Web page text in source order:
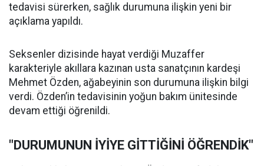
tedavisi sürerken, sağlık durumuna ilişkin yeni bir
açıklama yapıldı.
Seksenler dizisinde hayat verdiği Muzaffer
karakteriyle akıllara kazınan usta sanatçının kardeşi
Mehmet Özden, ağabeyinin son durumuna ilişkin bilgi
verdi. Özden’in tedavisinin yoğun bakım ünitesinde
devam ettiği öğrenildi.
"DURUMUNUN İYİYE GİTTİĞİNİ ÖĞRENDİK"